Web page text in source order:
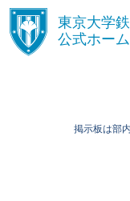
󿾱
東京大学
公式ホー
掲示板は部